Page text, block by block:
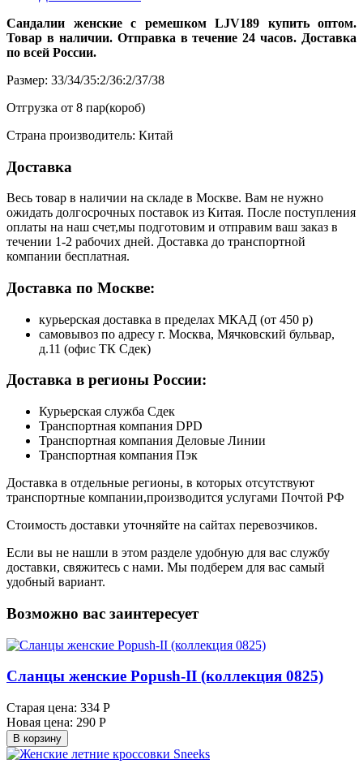
Сандалии женские с ремешком LJV189 купить оптом.
Товар в наличии. Отправка в течение 24 часов. Доставка
по всей России.
Размер: 33/34/35:2/36:2/37/38
Отгрузка от 8 пар(короб)
Страна производитель: Китай
Доставка
Весь товар в наличии на складе в Москве. Вам не нужно
ожидать долгосрочных поставок из Китая. После поступления
оплаты на наш счет,мы подготовим и отправим ваш заказ в
течении 1-2 рабочих дней. Доставка до транспортной
компании бесплатная.
Доставка по Москве:
курьерская доставка в пределах МКАД (от 450 р)
самовывоз по адресу г. Москва, Мячковский бульвар,
д.11 (офис ТК Сдек)
Доставка в регионы России:
Курьерская служба Сдек
Транспортная компания DPD
Транспортная компания Деловые Линии
Транспортная компания Пэк
Доставка в отдельные регионы, в которых отсутствуют
транспортные компании,производится услугами Почтой РФ
Стоимость доставки уточняйте на сайтах перевозчиков.
Если вы не нашли в этом разделе удобную для вас службу
доставки, свяжитесь с нами. Мы подберем для вас самый
удобный вариант.
Возможно вас заинтересует
Сланцы женские Popush-II (коллекция 0825)
Старая цена: 334 Р
Новая цена: 290 Р
В корзину